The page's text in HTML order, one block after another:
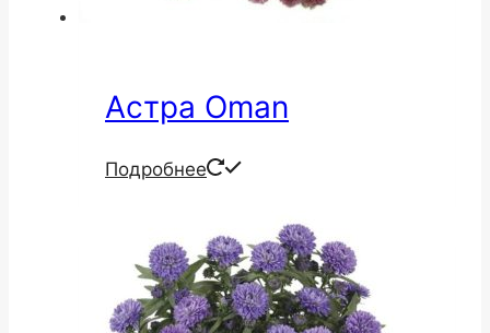
Астра Oman
Подробнее